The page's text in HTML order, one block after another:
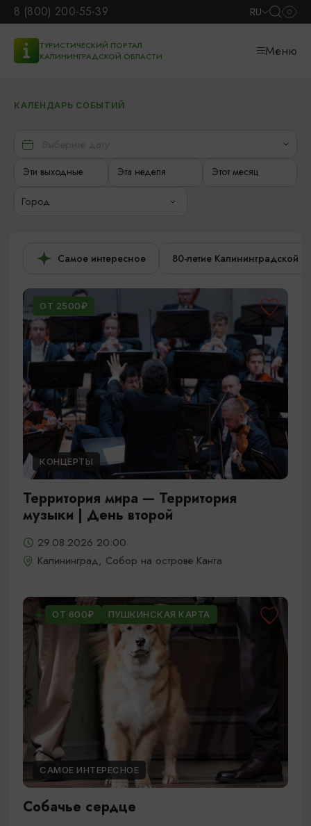
8 (800) 200-55-39 RU
ТУРИСТИЧЕСКИЙ ПОРТАЛ
КАЛИНИНГРАДСКОЙ ОБЛАСТИ
Меню
КАЛЕНДАРЬ СОБЫТИЙ
Эти выходные Эта неделя Этот месяц
Город
Самое интересное 80-летие Калининградской
ОТ 2500₽
КОНЦЕРТЫ
Территория мира — Территория
музыки | День второй
29.08.2026 20:00
Калининград, Собор на острове Канта
ОТ 600₽ ПУШКИНСКАЯ КАРТА
САМОЕ ИНТЕРЕСНОЕ
Собачье сердце